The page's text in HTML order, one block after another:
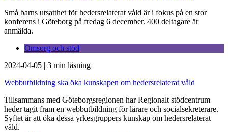
Små barns utsatthet för hedersrelaterat våld är i fokus på en stor
konferens i Göteborg på fredag 6 december. 400 deltagare är
anmälda.
Omsorg och stöd
2024-04-05 | 3 min läsning
Webbutbildning ska öka kunskapen om hedersrelaterat våld
Tillsammans med Göteborgsregionen har Regionalt stödcentrum
heder tagit fram en webbutbildning för lärare och socialsekreterare.
Syftet är att öka dessa yrkesgruppers kunskap om hedersrelaterat
våld.